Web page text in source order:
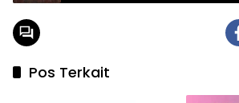
Pos Terkait